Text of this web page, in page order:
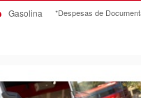
Gasolina
*Despesas de